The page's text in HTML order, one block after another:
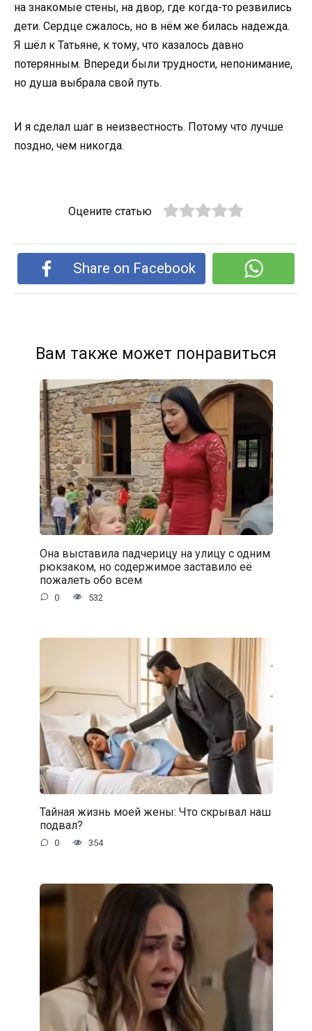
на знакомые стены, на двор, где когда-то резвились
дети. Сердце сжалось, но в нём же билась надежда.
Я шёл к Татьяне, к тому, что казалось давно
потерянным. Впереди были трудности, непонимание,
но душа выбрала свой путь.
И я сделал шаг в неизвестность. Потому что лучше
поздно, чем никогда.
Оцените статью
Share on Facebook
Вам также может понравиться
Она выставила падчерицу на улицу с одним
рюкзаком, но содержимое заставило её
пожалеть обо всем
0 532
Тайная жизнь моей жены: Что скрывал наш
подвал?
0 354